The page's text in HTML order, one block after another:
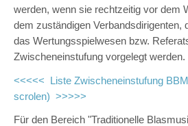
werden, wenn sie rechtzeitig vor dem
dem zuständigen Verbandsdirigenten,
das Wertungsspielwesen bzw.
Zwischeneinstufung vorgelegt werden.
<<<<< Liste Zwischeneinstufung
scrolen) >>>>>
Für den Bereich "Traditionelle